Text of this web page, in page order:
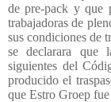
de pre-pack y que
trabajadoras de
sus condiciones de
se declarara que
siguientes del
producido el
que Estro Groep